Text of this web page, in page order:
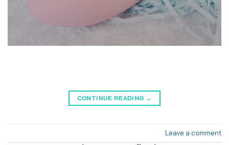
CONTINUE READING →
Leave a comment